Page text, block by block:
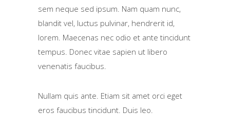
sem neque sed ipsum. Nam quam nunc,
blandit vel, luctus pulvinar, hendrerit id,
lorem. Maecenas nec odio et ante tincidunt
tempus. Donec vitae sapien ut libero
venenatis faucibus.
Nullam quis ante. Etiam sit amet orci eget
eros faucibus tincidunt. Duis leo.